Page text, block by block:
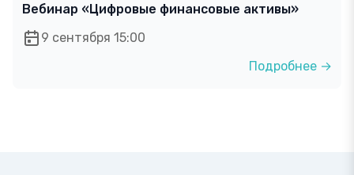
Вебинар «Цифровые финансовые активы»
9 сентября 15:00
Подробнее →